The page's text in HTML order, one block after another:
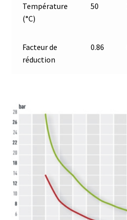
Demande de devis
Dessiccateur
Développement d’applications
Développement d’applications
Développement de sites WEB
Digesteur
Température
(°C)
50
Facteur de
réduction
0.86